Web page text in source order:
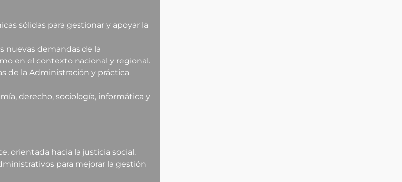
sólidas para gestionar y apoyar la
nuevas demandas de la
en el contexto nacional y regional.
de la Administración y práctica
derecho, sociología, informática y
orientada hacia la justicia social.
para mejorar la gestión